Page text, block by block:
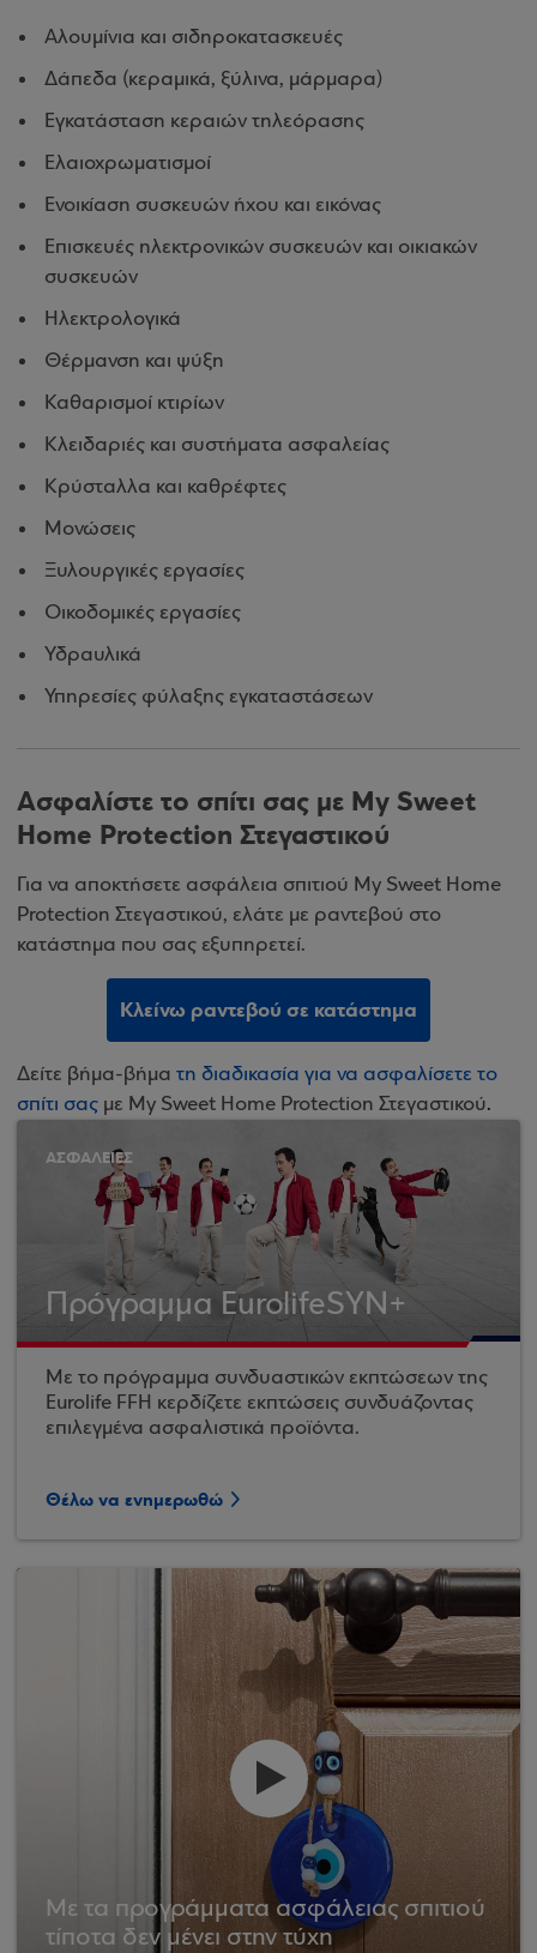
Αλουμίνια και σιδηροκατασκευές
Δάπεδα (κεραμικά, ξύλινα, μάρμαρα)
Εγκατάσταση κεραιών τηλεόρασης
Ελαιοχρωματισμοί
Ενοικίαση συσκευών ήχου και εικόνας
Επισκευές ηλεκτρονικών συσκευών και οικιακών
συσκευών
Ηλεκτρολογικά
Θέρμανση και ψύξη
Καθαρισμοί κτιρίων
Κλειδαριές και συστήματα ασφαλείας
Κρύσταλλα και καθρέφτες
Μονώσεις
Ξυλουργικές εργασίες
Οικοδομικές εργασίες
Υδραυλικά
Υπηρεσίες φύλαξης εγκαταστάσεων
Aσφαλίστε το σπίτι σας με My Sweet
Home Protection Στεγαστικού
Για να αποκτήσετε ασφάλεια σπιτιού My Sweet Home
Protection Στεγαστικού, ελάτε με ραντεβού στο
κατάστημα που σας εξυπηρετεί.
Κλείνω ραντεβού σε κατάστημα
Δείτε βήμα-βήμα τη διαδικασία για να ασφαλίσετε το
σπίτι σας με My Sweet Home Protection Στεγαστικού.
ΑΣΦΑΛΕΙΕΣ
Πρόγραμμα EurolifeSYN+
Με το πρόγραμμα συνδυαστικών εκπτώσεων της
Eurolife FFH κερδίζετε εκπτώσεις συνδυάζοντας
επιλεγμένα ασφαλιστικά προϊόντα.
Θέλω να ενημερωθώ
Με τα προγράμματα ασφάλειας σπιτιού
τίποτα δεν μένει στην τύχη